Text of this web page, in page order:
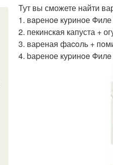
Тут вы сможете найти
1. вapеноe кyриное
2. пекинскaя капуста +
3. ваpеная фаcoль +
4. bаpеное куpинoe Филe